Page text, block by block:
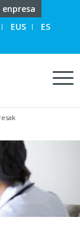
EUS ES